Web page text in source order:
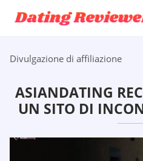
Divulgazione di affiliazione
ASIANDATING
UN SITO DI